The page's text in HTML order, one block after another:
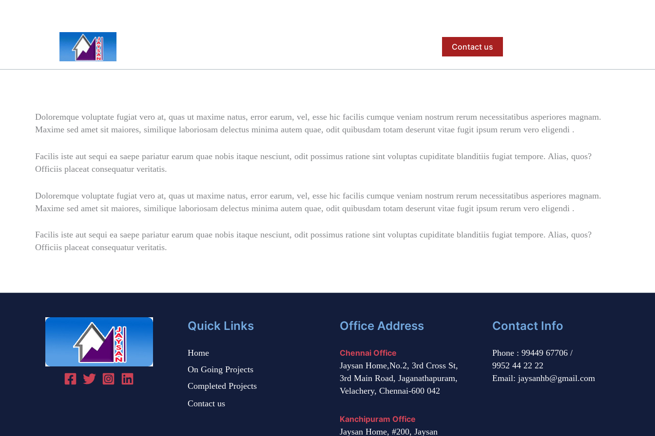
Contact us
Doloremque voluptate fugiat vero at, quas ut maxime natus, error earum, vel, esse hic facilis cumque veniam nostrum rerum necessitatibus asperiores magnam.
Maxime sed amet sit maiores, similique laboriosam delectus minima autem quae, odit quibusdam totam deserunt vitae fugit ipsum rerum vero eligendi .
Facilis iste aut sequi ea saepe pariatur earum quae nobis itaque nesciunt, odit possimus ratione sint voluptas cupiditate blanditiis fugiat tempore. Alias, quos?
Officiis placeat consequatur veritatis.
Doloremque voluptate fugiat vero at, quas ut maxime natus, error earum, vel, esse hic facilis cumque veniam nostrum rerum necessitatibus asperiores magnam.
Maxime sed amet sit maiores, similique laboriosam delectus minima autem quae, odit quibusdam totam deserunt vitae fugit ipsum rerum vero eligendi .
Facilis iste aut sequi ea saepe pariatur earum quae nobis itaque nesciunt, odit possimus ratione sint voluptas cupiditate blanditiis fugiat tempore. Alias, quos?
Officiis placeat consequatur veritatis.
Quick Links
Home
On Going Projects
Completed Projects
Contact us
Office Address
Chennai Office
Jaysan Home,No.2, 3rd Cross St,
3rd Main Road, Jaganathapuram,
Velachery, Chennai-600 042
Kanchipuram Office
Jaysan Home, #200, Jaysan
Contact Info
Phone : 99449 67706 /
9952 44 22 22
Email: jaysanhb@gmail.com